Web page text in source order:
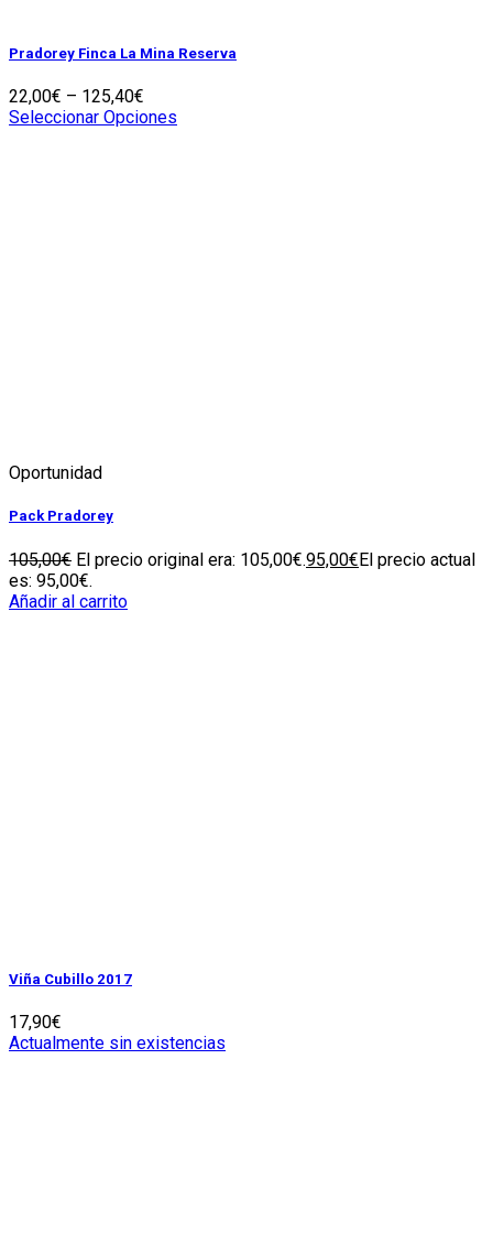
Pradorey Finca La Mina Reserva
22,00€ – 125,40€
Seleccionar Opciones
Oportunidad
Pack Pradorey
105,00€ El precio original era: 105,00€.95,00€El precio actual
es: 95,00€.
Añadir al carrito
Viña Cubillo 2017
17,90€
Actualmente sin existencias